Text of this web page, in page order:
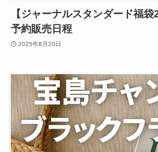
【ジャーナルスタンダード福
予約販売日程
2025年8月20日